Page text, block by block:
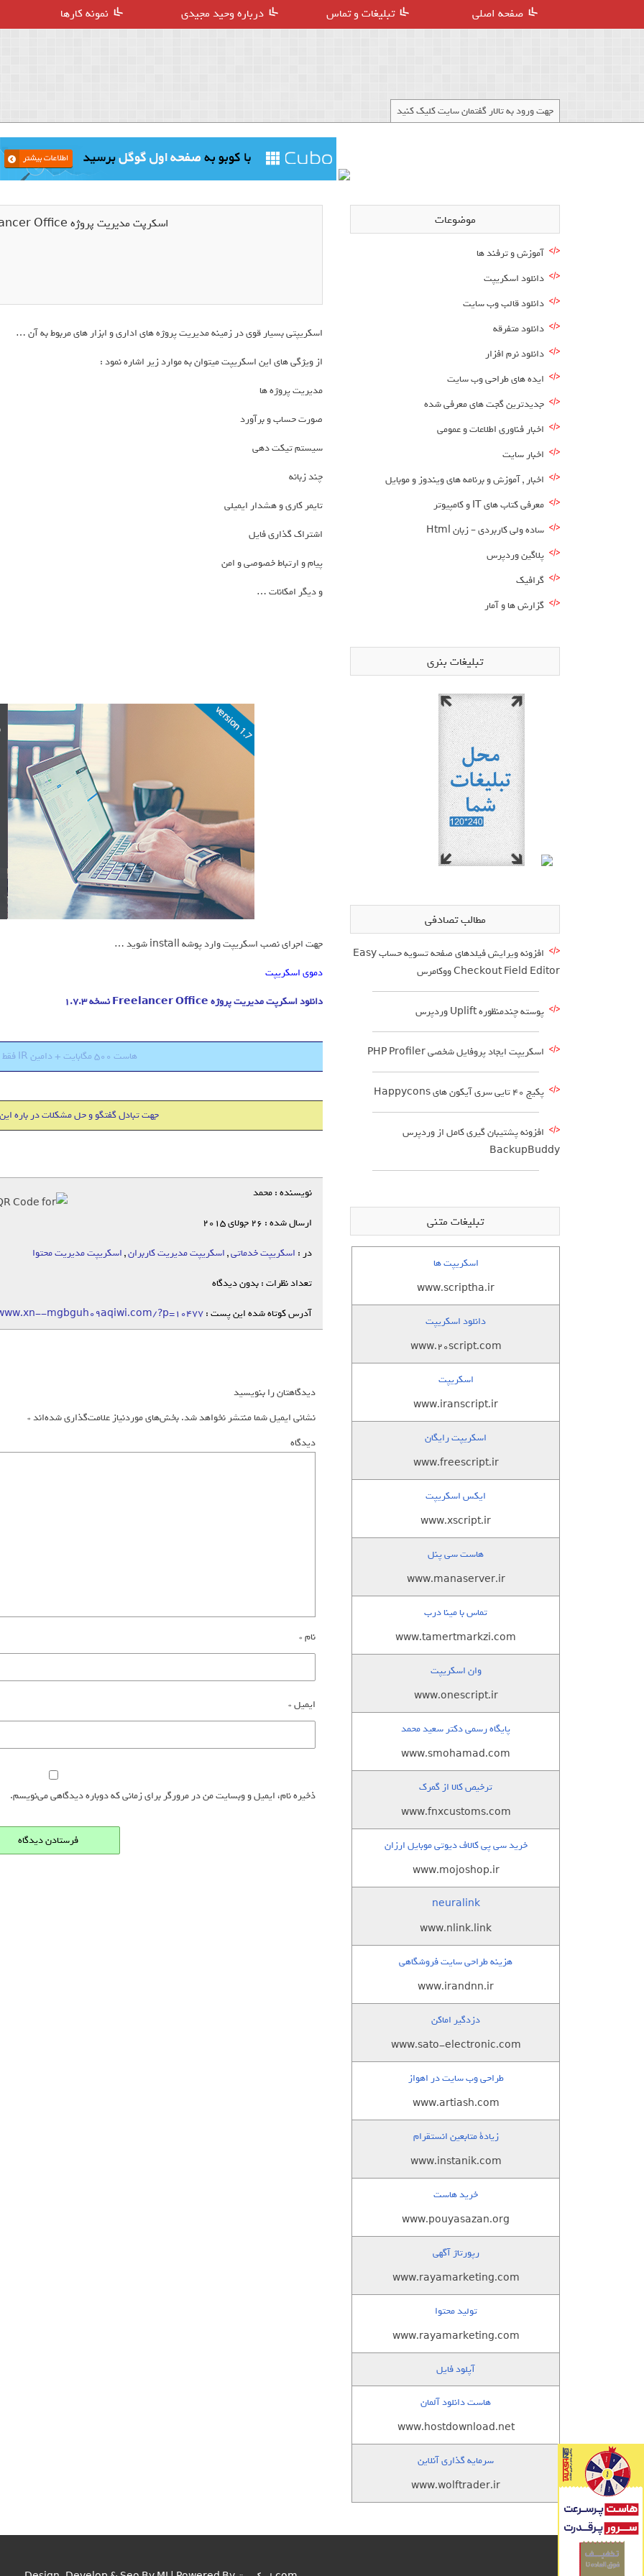
صفحه اصلی تبلیغات و تماس درباره وحید مجیدی نمونه کارها
جهت ورود به تالار گفتمان سایت کلیک کنید
اسکرپت مدیریت پروژه Freelancer Office نسخه 1.7.3
اسکریپتی بسیار قوی در زمینه مدیریت پروژه های اداری و ابزار های مربوط به آن …
از ویژگی های این اسکریپت میتوان به موارد زیر اشاره نمود :
مدیریت پروژه ها
صورت حساب و برآورد
سیستم تیکت دهی
چند زبانه
تایمر کاری و هشدار ایمیلی
اشتراک گذاری فایل
پیام و ارتباط خصوصی و امن
و دیگر امکانات …
جهت اجرای نصب اسکریپت وارد پوشه install شوید …
دموی اسکریپت
دانلود اسکرپت مدیریت پروژه Freelancer Office نسخه 1.7.3
هاست 500 مگابایت + دامین IR فقط 18000 تومان
جهت تبادل گفتگو و حل مشکلات در باره
نویسنده : محمد
ارسال شده : 26 جولای 2015
در : اسکریپت خدماتی,اسکریپت مدیریت کاربران,اسکریپت مدیریت محتوا
تعداد نظرات : بدون دیدگاه
آدرس کوتاه شده این پست :mgbguh09aqiwi.com/?p=10477
دیدگاهتان را بنویسید
نشانی ایمیل شما منتشر نخواهد شد.بخش‌های موردنیاز علامت‌گذاری شده‌اند*
دیدگاه
نام*
ایمیل*
ذخیره نام، ایمیل و وبسایت من در مرورگر برای زمانی که دوباره دیدگاهی می‌نویسم.
موضوعات
آموزش و ترفند ها
دانلود اسکریپت
دانلود قالب وب سایت
دانلود متفرقه
دانلود نرم افزار
ایده های طراحی وب سایت
جدیدترین گجت های معرفی شده
اخبار فناوری اطلاعات و عمومی
اخبار سایت
اخبار , آموزش و برنامه های ویندوز و موبایل
معرفی کتاب های IT و کامپیوتر
ساده ولی کاربردی – زبان Html
پلاگین وردپرس
گرافیک
گزارش ها و آمار
تبلیغات بنری
مطالب تصادفی
افزونه ویرایش فیلدهای صفحه تسویه حساب Easy
Checkout Field Editor ووکامرس
پوسته چندمنظوره Uplift وردپرس
اسکریپت ایجاد پروفایل شخصی PHP Profiler
پکیج 40 تایی سری آیکون های Happycons
افزونه پشتیبان گیری کامل از وردپرس
BackupBuddy
تبلیغات متنی
اسکریپت ها
www.scriptha.ir
دانلود اسکریپت
www.20script.com
اسکریپت
www.iranscript.ir
اسکریپت رایگان
www.freescript.ir
ایکس اسکریپت
www.xscript.ir
هاست سی پنل
www.manaserver.ir
تماس با مینا درب
www.tamertmarkzi.com
وان اسکریپت
www.onescript.ir
پایگاه رسمی دکتر سعید محمد
www.smohamad.com
ترخیص کالا از گمرک
www.fnxcustoms.com
خرید سی پی کالاف دیوتی موبایل ارزان
www.mojoshop.ir
neuralink
www.nlink.link
هزینه طراحی سایت فروشگاهی
www.irandnn.ir
دزدگیر اماکن
www.sato-electronic.com
طراحی وب سایت در اهواز
www.artiash.com
زيادة متابعين انستقرام
www.instanik.com
خرید هاست
www.pouyasazan.org
رپورتاژ آگهی
www.rayamarketing.com
تولید محتوا
www.rayamarketing.com
آپلود فایل
هاست دانلود آلمان
www.hostdownload.net
سرمایه گذاری آنلاین
www.wolftrader.ir